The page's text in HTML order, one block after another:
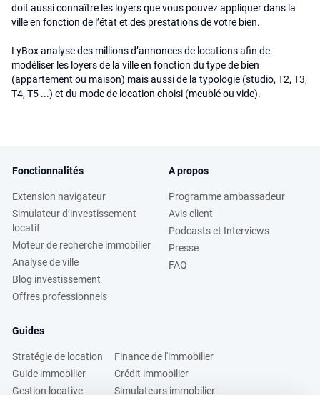
doit aussi connaître les loyers que vous pouvez appliquer dans la
ville en fonction de l’état et des prestations de votre bien.
LyBox analyse des millions d’annonces de locations afin de
modéliser les loyers de la ville en fonction du type de bien
(appartement ou maison) mais aussi de la typologie (studio, T2, T3,
T4, T5 ...) et du mode de location choisi (meublé ou vide).
Fonctionnalités
Extension navigateur
Simulateur d’investissement
locatif
Moteur de recherche immobilier
Analyse de ville
Blog investissement
Offres professionnels
A propos
Programme ambassadeur
Avis client
Podcasts et Interviews
Presse
FAQ
Guides
Stratégie de location
Guide immobilier
Gestion locative
Finance de l'immobilier
Crédit immobilier
Simulateurs immobilier